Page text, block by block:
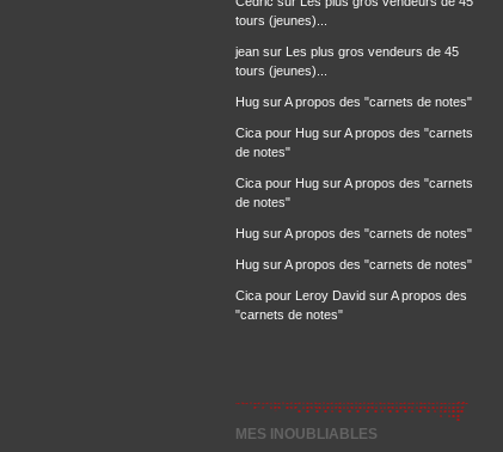
tours (jeunes)...
jean sur Les plus gros vendeurs de 45
tours (jeunes)...
Hug surA propos des "carnets de notes"
Cica pour Hug surA propos des "carnets
de notes"
Cica pour Hug surA propos des "carnets
de notes"
Hug surA propos des "carnets de notes"
Hug surA propos des "carnets de notes"
Cica pour Leroy David surA propos des
"carnets de notes"
MES INOUBLIABLES